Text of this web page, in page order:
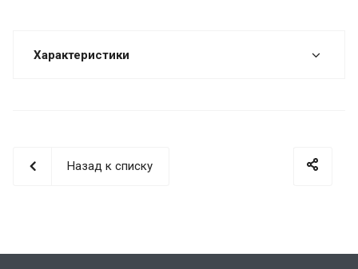
Характеристики
Назад к списку